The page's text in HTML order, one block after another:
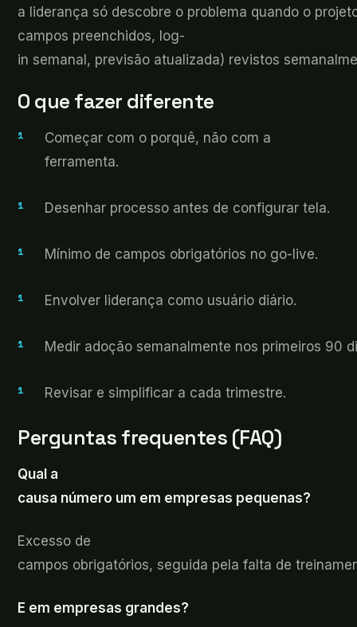
a liderança só descobre o problema quando o
campos preenchidos, log-
in semanal, previsão atualizada) revistos
O que fazer diferente
Começar com o porquê, não com a
ferramenta.
Desenhar processo antes de configurar tela.
Mínimo de campos obrigatórios no go-live.
Envolver liderança como usuário diário.
Medir adoção semanalmente nos primeiros 90
Revisar e simplificar a cada trimestre.
Perguntas frequentes (FAQ)
Qual a
causa número um em empresas pequenas?
Excesso de
campos obrigatórios, seguida pela falta de
E em empresas grandes?